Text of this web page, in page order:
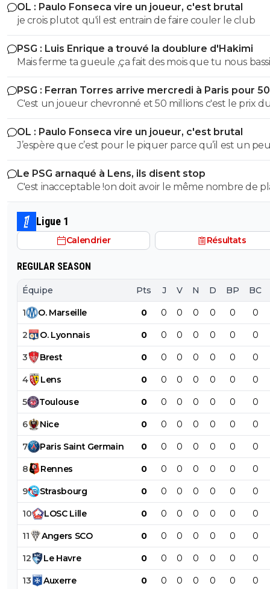
OL : Paulo Fonseca vire un joueur, c'est brutal
je crois plutot qu'il est entrain de faire couler le club
PSG : Luis Enrique a trouvé la doublure d'Hakimi
Mais ferme ta gueule ,ça fait des mois que tu nous
en disant qu'il sera condamné.Donc tu le dis coupable
pauvre abruti de consanguin
PSG : Ferran Torres arrive mercredi à Paris pour
C'est un joueur chevronné et 50 millions c'est le prix
marché et Gots n'a rien prouvé
OL : Paulo Fonseca vire un joueur, c'est brutal
J’espère que c’est pour le piquer parce qu’il est un
nonchalant
Le PSG arnaqué à Lens, ils disent stop
C'est inacceptable !on doit avoir le même nombre de
que Lens. c'est de pire en pire la gestion des
FranceLigue 1
Calendrier Résultats
REGULAR SEASON
Équipe Pts J V N D BP BC
1 O. Marseille 0 0 0 0 0 0 0
2 O. Lyonnais 0 0 0 0 0 0 0
3 Brest 0 0 0 0 0 0 0
4 Lens 0 0 0 0 0 0 0
5 Toulouse 0 0 0 0 0 0 0
6 Nice 0 0 0 0 0 0 0
7 Paris Saint Germain 0 0 0 0 0 0 0
8 Rennes 0 0 0 0 0 0 0
9 Strasbourg 0 0 0 0 0 0 0
10 LOSC Lille 0 0 0 0 0 0 0
11 Angers SCO 0 0 0 0 0 0 0
12 Le Havre 0 0 0 0 0 0 0
13 Auxerre 0 0 0 0 0 0 0